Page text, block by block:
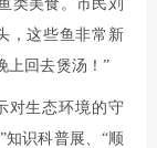
类美食。市民刘
，这些鱼非常新
上回去煲汤！”
对生态环境的守
知识科普展、“顺